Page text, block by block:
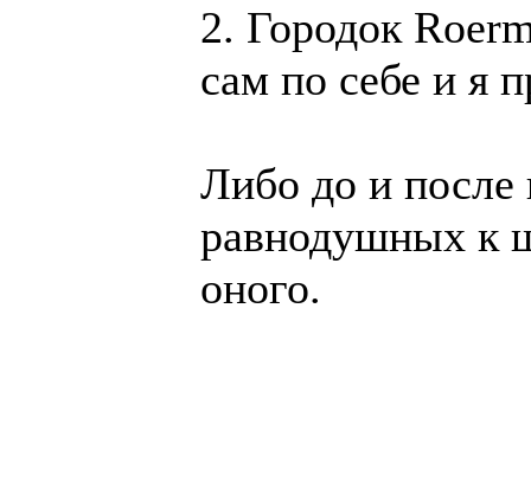
2. Го­родок
сам по се­бе и я
Ли­бо до и пос­ле
рав­но­душ­ных к
оно­го.